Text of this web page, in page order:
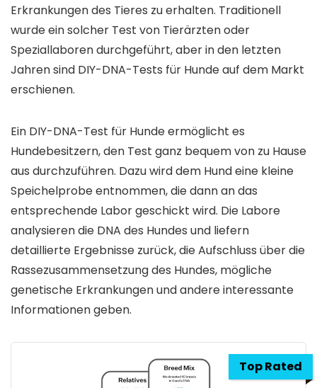
Erkrankungen des Tieres zu erhalten. Traditionell
wurde ein solcher Test von Tierärzten oder
Speziallaboren durchgeführt, aber in den letzten
Jahren sind DIY-DNA-Tests für Hunde auf dem Markt
erschienen.
Ein DIY-DNA-Test für Hunde ermöglicht es
Hundebesitzern, den Test ganz bequem von zu Hause
aus durchzuführen. Dazu wird dem Hund eine kleine
Speichelprobe entnommen, die dann an das
entsprechende Labor geschickt wird. Die Labore
analysieren die DNA des Hundes und liefern
detaillierte Ergebnisse zurück, die Aufschluss über die
Rassezusammensetzung des Hundes, mögliche
genetische Erkrankungen und andere interessante
Informationen geben.
Top Rated